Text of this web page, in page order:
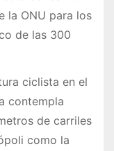
la ONU para los
de las 300
ciclista en el
contempla
de carriles
como la